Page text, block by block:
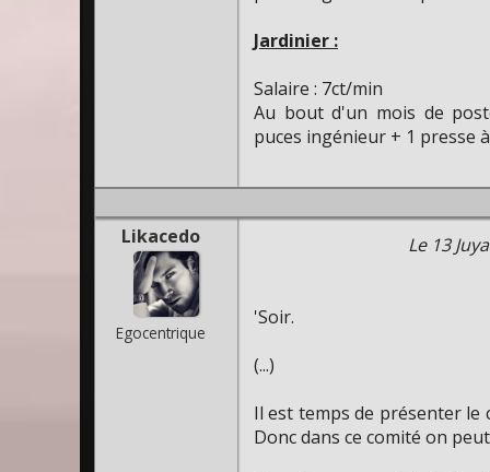
Jardinier :
Salaire : 7ct/min
Au bout d'un mois de
puces ingénieur + 1 presse
Likacedo
Egocentrique
Le 13
'Soir.
(...)
Il est temps de présenter le
Donc dans ce comité on